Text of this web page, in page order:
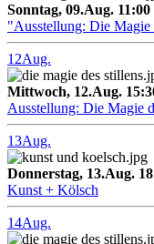
Sonntag, 09.Aug.
"Ausstellung: Die Magie
12Aug.
Mittwoch, 12.Aug.
Ausstellung: Die Magie
13Aug.
Donnerstag, 13.Aug.
Kunst + Kölsch
14Aug.